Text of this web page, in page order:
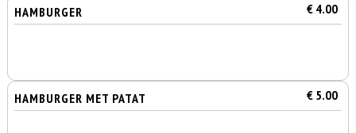
HAMBURGER € 4.00
HAMBURGER MET PATAT € 5.00